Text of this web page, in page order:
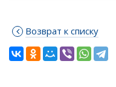
Возврат к списку